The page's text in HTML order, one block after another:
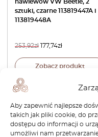
Aby zapewnić najlepsze
takich jak pliki cookie, do
dostępu do informacji o
umożliwi nam
nawiewów VW Beetle, 2
sztuki, czarne 113819447A i
113819448A
253,92zł 177,74zł
Zobacz produkt
-